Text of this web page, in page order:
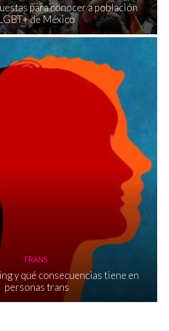
para conocer a población
de México
TRANS
y qué consecuencias tiene en
personas trans